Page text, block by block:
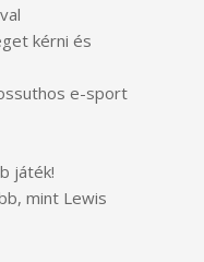
kérni és
e-sport
játék!
mint Lewis